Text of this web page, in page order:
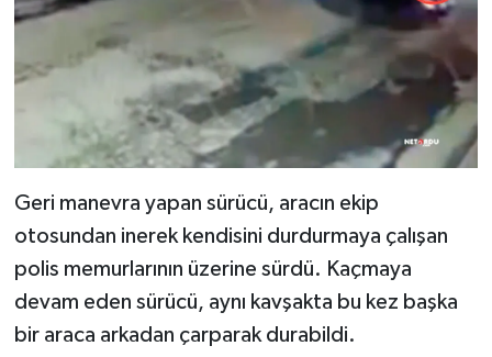
Geri manevra yapan sürücü, aracın ekip
otosundan inerek kendisini durdurmaya çalışan
polis memurlarının üzerine sürdü. Kaçmaya
devam eden sürücü, aynı kavşakta bu kez başka
bir araca arkadan çarparak durabildi.